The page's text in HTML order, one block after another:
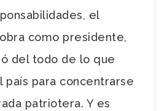
el
como presidente,
del todo de lo que
país para concentrarse
patriotera. Y es